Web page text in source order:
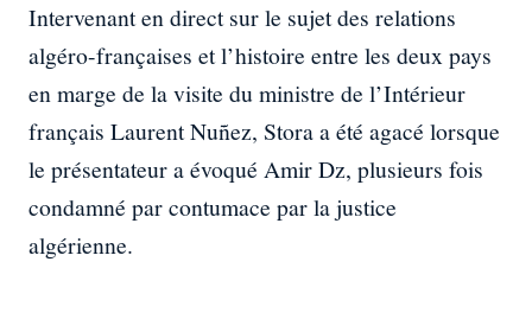
Intervenant en direct sur le sujet des relations
algéro-françaises et l’histoire entre les deux pays
en marge de la visite du ministre de l’Intérieur
français Laurent Nuñez, Stora a été agacé lorsque
le présentateur a évoqué Amir Dz, plusieurs fois
condamné par contumace par la justice
algérienne.